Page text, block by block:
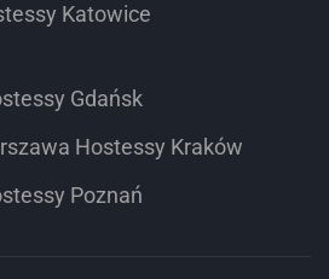
Katowice
Gdańsk
Hostessy Kraków
Poznań